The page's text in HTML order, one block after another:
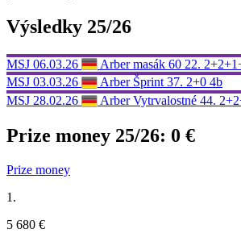
Výsledky 25/26
MSJ 06.03.26 Arber masák 60 22.
MSJ 03.03.26 Arber Šprint 37. 2+0 4b
MSJ 28.02.26 Arber Vytrvalostné 44.
Prize money 25/26: 0 €
Prize money
1.
5 680 €